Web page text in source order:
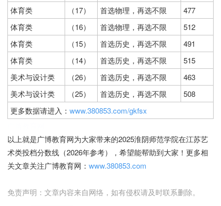
体育类
（17） 首选物理，再选不限
477
体育类
（16） 首选物理，再选不限
512
体育类
（15） 首选历史，再选不限
491
体育类
（14） 首选历史，再选不限
515
美术与设计类
（26） 首选历史，再选不限
463
美术与设计类
（25） 首选历史，再选不限
508
更多数据请进入： www.380853.com/gkfsx
以上就是广博教育网为大家带来的2025淮阴师范学院在江苏艺
术类投档分数线（2026年参考），希望能帮助到大家！更多相
关文章关注广博教育网： www.380853.com
免责声明：文章内容来自网络，如有侵权请及时联系删除。